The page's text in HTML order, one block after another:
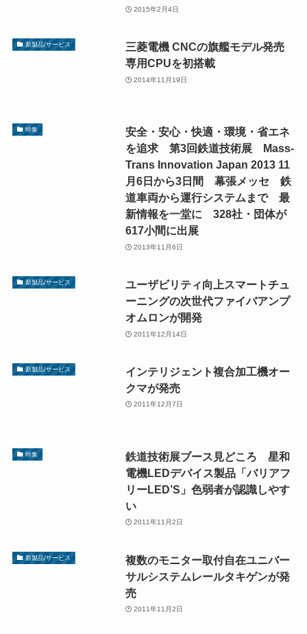
2015年2月4日
新製品/サービス
三菱電機 CNCの旗艦モデル発売
専用CPUを初搭載
2014年11月19日
特集
安全・安心・快適・環境・省エネ
を追求 第3回鉄道技術展 Mass-
Trans Innovation Japan 2013 11
月6日から3日間 幕張メッセ 鉄
道車両から運行システムまで 最
新情報を一堂に 328社・団体が
617小間に出展
2013年11月6日
新製品/サービス
ユーザビリティ向上スマートチュ
ーニングの次世代ファイバアンプ
オムロンが開発
2011年12月14日
新製品/サービス
インテリジェント複合加工機オー
クマが発売
2011年12月7日
特集
鉄道技術展ブース見どころ 星和
電機LEDデバイス製品「バリアフ
リーLED’S」色弱者が認識しやす
い
2011年11月2日
新製品/サービス
複数のモニター取付自在ユニバー
サルシステムレールタキゲンが発
売
2011年11月2日